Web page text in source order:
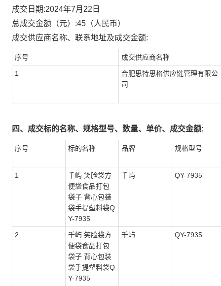
成交日期:2024年7月22日
总成交金额（元）:45 （人民币）
成交供应商名称、联系地址及成交金额:
序号 成交供应商名称
1
合肥思特思格供应链管理有限公
司
四、成交标的名称、规格型号、数量、单价、成交金额:
序号 标的名称 品牌 规格型号
1
千屿 笑脸袋方
便袋食品打包
袋子 背心包装
袋手提塑料袋Q
Y-7935
千屿 QY-7935
2
千屿 笑脸袋方
便袋食品打包
袋子 背心包装
袋手提塑料袋Q
Y-7935
千屿 QY-7935